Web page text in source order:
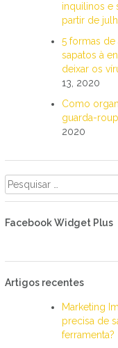
inquilinos e
partir de
5 formas de
sapatos à
deixar os
13, 2020
Como
guarda-
2020
Pesquisar
por:
Facebook Widget Plus
Artigos recentes
Marketing
precisa de
ferramenta?